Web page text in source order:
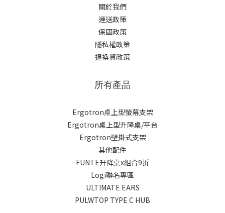
關於我們
運送政策
保固政策
隱私權政策
退換貨政策
所有產品
Ergotron桌上型螢幕支架
Ergotron桌上型升降桌/平台
Ergotron壁掛式支架
其他配件
FUNTE升降桌x組合9折
Logi聯名專區
ULTIMATE EARS
PULWTOP TYPE C HUB